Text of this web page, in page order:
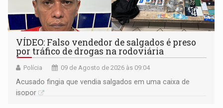
VÍDEO: Falso vendedor de salgados é preso
por tráfico de drogas na rodoviária
Polícia 09 de Agosto de 2026 às 09:04
Acusado fingia que vendia salgados em uma caixa de
isopor